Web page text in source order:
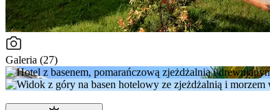
Galeria (27)